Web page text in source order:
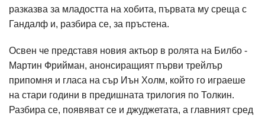
разказва за младостта на хобита, първата му среща с
Гандалф и, разбира се, за пръстена.
Освен че представя новия актьор в ролята на Билбо -
Мартин Фрийман, анонсиращият първи трейлър
припомня и гласа на сър Иън Холм, който го играеше
на стари години в предишната трилогия по Толкин.
Разбира се, появяват се и джуджетата, а главният сред